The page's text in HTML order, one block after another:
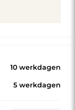
10 werkdagen
5 werkdagen